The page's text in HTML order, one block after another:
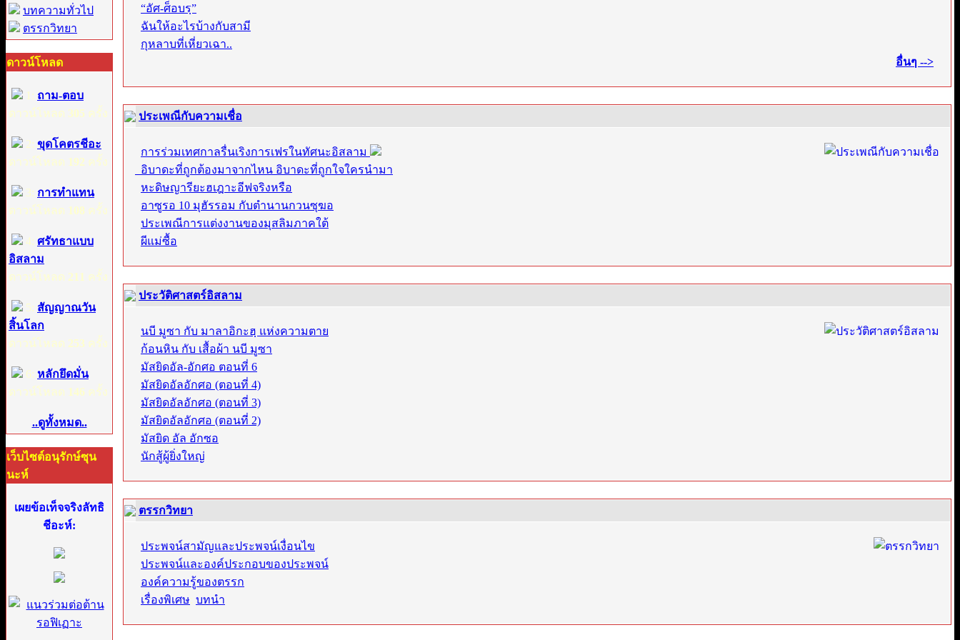
บทความทั่วไป
ตรรกวิทยา
ดาวน์โหลด
1: ถาม-ตอบ
ดาวน์โหลด 305 ครั้ง
2: ขุดโคตรชีอะ
ดาวน์โหลด 192 ครั้ง
3: การทำแทน
ดาวน์โหลด 108 ครั้ง
4: ศรัทธาแบบ
อิสลาม
ดาวน์โหลด 211 ครั้ง
5: สัญญาณวัน
สิ้นโลก
ดาวน์โหลด 253 ครั้ง
6: หลักยึดมั่น
ดาวน์โหลด 146 ครั้ง
..ดูทั้งหมด..
เว็บไซต์อนุรักษ์ซุน
นะห์
เผยข้อเท็จจริงลัทธิ
ชีอะห์:
“อัศ-ศ็อบรฺ”
ฉันให้อะไรบ้างกับสามี
กุหลาบที่เหี่ยวเฉา..
· อื่นๆ -->
ประเพณีกับความเชื่อ
การร่วมเทศกาลรื่นเริงการเฟรในทัศนะอิสลาม
อิบาดะที่ถูกต้องมาจากไหน อิบาดะที่ถูกใจใครนำมา
หะดิษญารียะฮเฎาะอีฟจริงหรือ
อาซูรอ 10 มุฮัรรอม กับตำนานกวนซุฆอ
ประเพณีการแต่งงานของมุสลิมภาคใต้
ผีแม่ซื้อ
ประวัติศาสตร์อิสลาม
นบี มูซา กับ มาลาอิกะฮฺ แห่งความตาย
ก้อนหิน กับ เสื้อผ้า นบี มูซา
มัสยิดอัล-อักศอ ตอนที่ 6
มัสยิดอัลอักศอ (ตอนที่ 4)
มัสยิดอัลอักศอ (ตอนที่ 3)
มัสยิดอัลอักศอ (ตอนที่ 2)
มัสยิด อัล อักซอ
นักสู้ผู้ยิ่งใหญ่
ตรรกวิทยา
ประพจน์สามัญและประพจน์เงื่อนไข
ประพจน์และองค์ประกอบของประพจน์
องค์ความรู้ของตรรก
เรื่องพิเศษ: บทนำ